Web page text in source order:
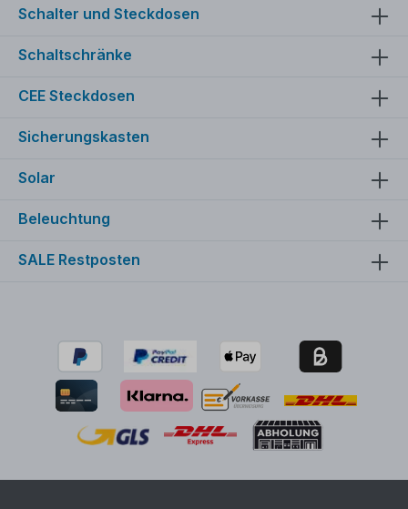
Schalter und Steckdosen
Schaltschränke
CEE Steckdosen
Sicherungskasten
Solar
Beleuchtung
SALE Restposten